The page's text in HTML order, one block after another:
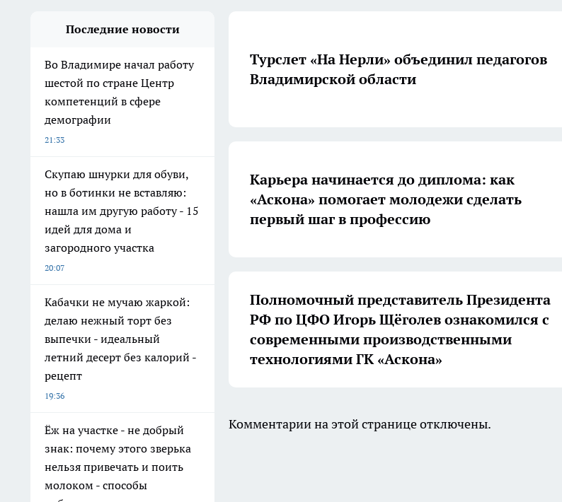
Последние новости
Во Владимире начал работу
шестой по стране Центр
компетенций в сфере
демографии
21:33
Скупаю шнурки для обуви,
но в ботинки не вставляю:
нашла им другую работу - 15
идей для дома и
загородного участка
20:07
Кабачки не мучаю жаркой:
делаю нежный торт без
выпечки - идеальный
летний десерт без калорий -
рецепт
19:36
Ёж на участке - не добрый
знак: почему этого зверька
нельзя привечать и поить
молоком - способы
Турслет «На Нерли» объединил педагогов
Владимирской области
Карьера начинается до диплома: как
«Аскона» помогает молодежи сделать
первый шаг в профессию
Полномочный представитель Президента
РФ по ЦФО Игорь Щёголев ознакомился с
современными производственными
технологиями ГК «Аскона»
Комментарии на этой странице отключены.